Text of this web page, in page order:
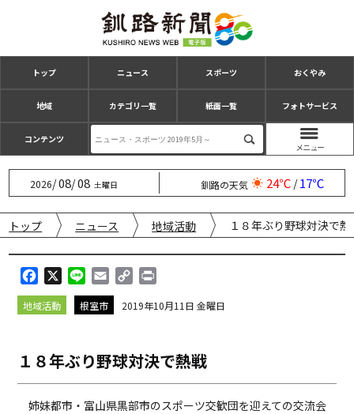
トップ ニュース スポーツ おくやみ
地域 カテゴリ一覧 紙面一覧 フォトサービス
コンテンツ
2026/08/08 土曜日 釧路の天気 24℃/17℃
トップ ニュース 地域活動 １８年ぶり野球対決で熱
a
c
o
o
k
i
n
m
a
p
i
n
k
i
地域活動 根室市 2019年10月11日 金曜日
１８年ぶり野球対決で熱戦
姉妹都市・富山県黒部市のスポーツ交歓団を迎えての交流会